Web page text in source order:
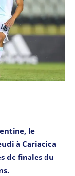
le
à Cariacica
de finales du